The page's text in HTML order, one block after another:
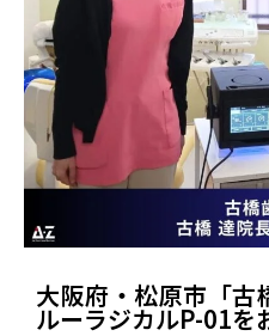
大阪府・松原市「古
ルーラジカルP-01を